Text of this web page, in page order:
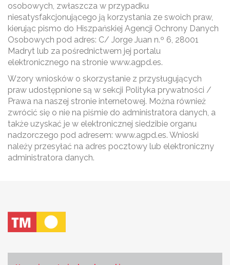
osobowych, zwłaszcza w przypadku
niesatysfakcjonującego ją korzystania ze swoich praw,
kierując pismo do Hiszpańskiej Agencji Ochrony Danych
Osobowych pod adres: C/ Jorge Juan n.º 6, 28001
Madryt lub za pośrednictwem jej portalu
elektronicznego na stronie www.agpd.es.
Wzory wniosków o skorzystanie z przysługujących
praw udostępnione są w sekcji Polityka prywatności /
Prawa na naszej stronie internetowej. Można również
zwrócić się o nie na piśmie do administratora danych, a
także uzyskać je w elektronicznej siedzibie organu
nadzorczego pod adresem: www.agpd.es. Wnioski
należy przesyłać na adres pocztowy lub elektroniczny
administratora danych.